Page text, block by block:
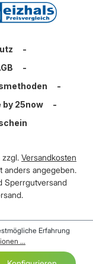
-
-
-
25now
-
Versandkosten
anders angegeben.
Sperrgutversand
Erfahrung
...